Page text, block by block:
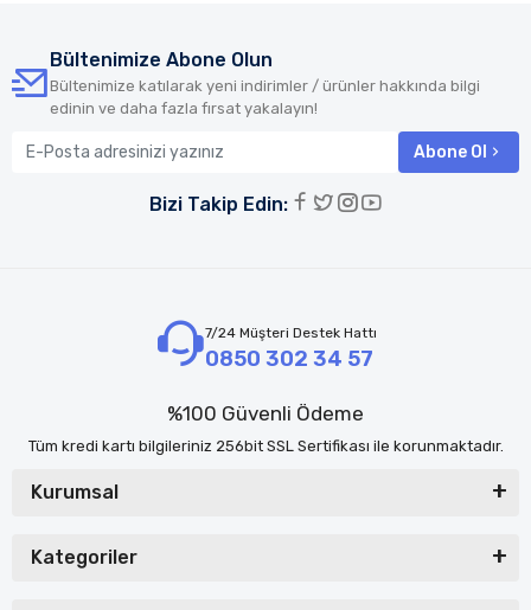
Bültenimize Abone Olun
Bültenimize katılarak yeni indirimler / ürünler hakkında bilgi
edinin ve daha fazla fırsat yakalayın!
Abone Ol
Bizi Takip Edin:
7/24 Müşteri Destek Hattı
0850 302 34 57
%100 Güvenli Ödeme
Tüm kredi kartı bilgileriniz 256bit SSL Sertifikası ile korunmaktadır.
Kurumsal
Kategoriler